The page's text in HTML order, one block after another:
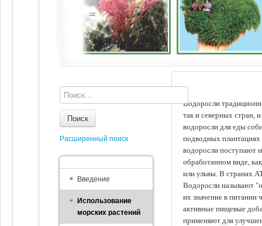
Водоросли
так и северных стран,
водоросли для еды
подводных
водоросли поступают
обработанном виде,
или ульвы. В странах
Водоросли называют
их значение в питании
активные пищевые
применяют для
Поиск
Расширенный поиск
Введение
Использование
морских растений